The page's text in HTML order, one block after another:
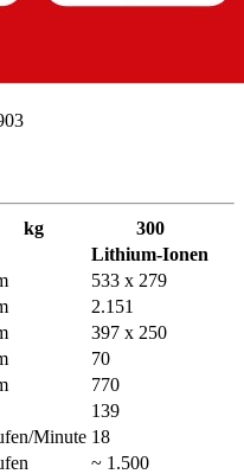
kg
300
Lithium-Ionen
533 x 279
2.151
397 x 250
70
770
139
Minute 18
~ 1.500